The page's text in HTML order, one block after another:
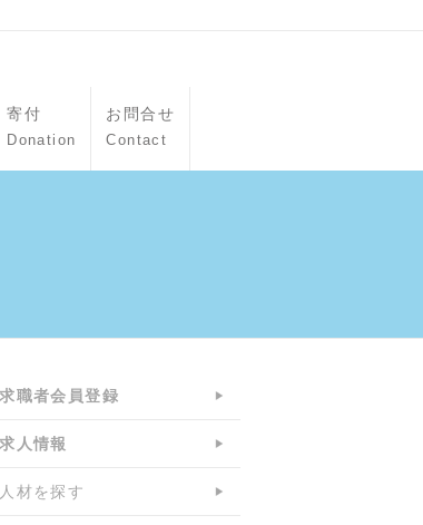
寄付
Donation
お問合せ
Contact
求職者会員登録
求人情報
人材を探す